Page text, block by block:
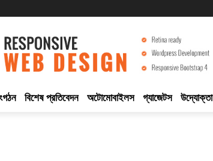
বিশেষ প্রতিবেদন অটোমোবাইলস গ্যাজেটস উদ্যোক্তা